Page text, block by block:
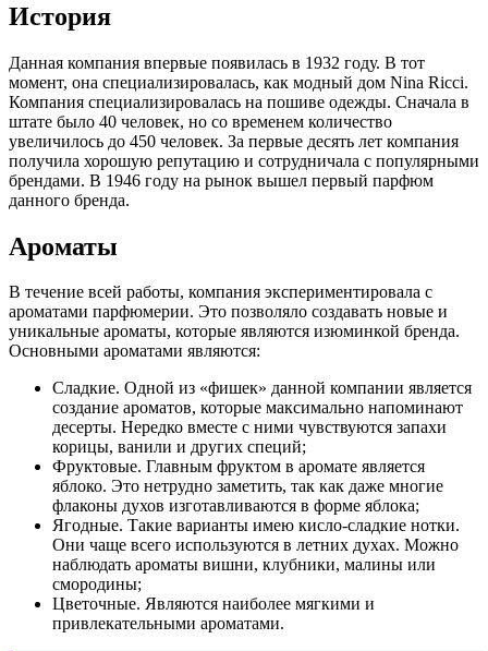
История
Данная компания впервые появилась в 1932 году. В тот
момент, она специализировалась, как модный дом Nina Ricci.
Компания специализировалась на пошиве одежды. Сначала в
штате было 40 человек, но со временем количество
увеличилось до 450 человек. За первые десять лет компания
получила хорошую репутацию и сотрудничала с популярными
брендами. В 1946 году на рынок вышел первый парфюм
данного бренда.
Ароматы
В течение всей работы, компания экспериментировала с
ароматами парфюмерии. Это позволяло создавать новые и
уникальные ароматы, которые являются изюминкой бренда.
Основными ароматами являются:
Сладкие. Одной из «фишек» данной компании является
создание ароматов, которые максимально напоминают
десерты. Нередко вместе с ними чувствуются запахи
корицы, ванили и других специй;
Фруктовые. Главным фруктом в аромате является
яблоко. Это нетрудно заметить, так как даже многие
флаконы духов изготавливаются в форме яблока;
Ягодные. Такие варианты имею кисло-сладкие нотки.
Они чаще всего используются в летних духах. Можно
наблюдать ароматы вишни, клубники, малины или
смородины;
Цветочные. Являются наиболее мягкими и
привлекательными ароматами.